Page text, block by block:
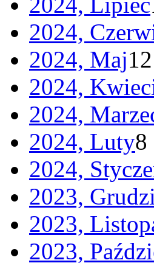
2024,
2024, Maj
2024,
2024,
2024, Luty8
2024,
2023,
2023,
2023,